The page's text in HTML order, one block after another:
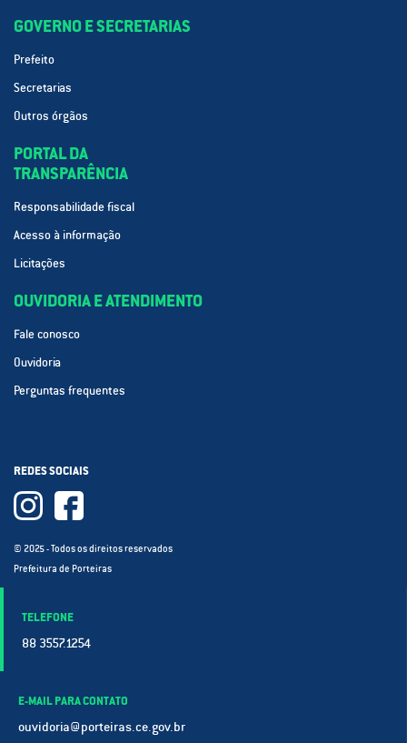
GOVERNO E SECRETARIAS
Prefeito
Secretarias
Outros órgãos
PORTAL DA
TRANSPARÊNCIA
Responsabilidade fiscal
Acesso à informação
Licitações
OUVIDORIA E ATENDIMENTO
Fale conosco
Ouvidoria
Perguntas frequentes
REDES SOCIAIS
© 2025 - Todos os direitos reservados
Prefeitura de Porteiras
TELEFONE
88 3557.1254
E-MAIL PARA CONTATO
ouvidoria@porteiras.ce.gov.br